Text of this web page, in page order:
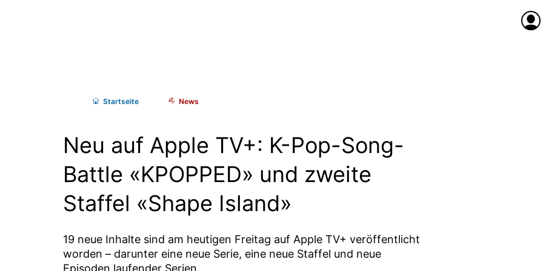
Startseite News
Neu auf Apple TV+: K-Pop-Song-
Battle «KPOPPED» und zweite
Staffel «Shape Island»
19 neue Inhalte sind am heutigen Freitag auf Apple TV+ veröffentlicht
worden – darunter eine neue Serie, eine neue Staffel und neue
Episoden laufender Serien.